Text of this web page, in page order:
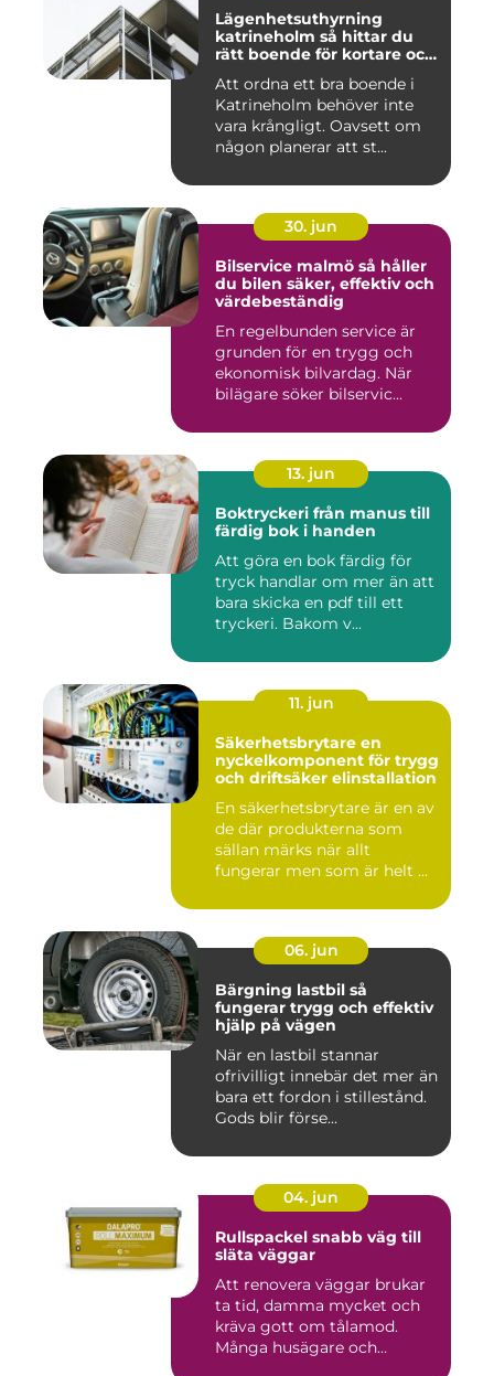
Lägenhetsuthyrning
katrineholm så hittar du
rätt boende för kortare och
Att ordna ett bra boende i
Katrineholm behöver inte
vara krångligt. Oavsett om
någon planerar att st...
30. jun
Bilservice malmö så håller
du bilen säker, effektiv och
värdebeständig
En regelbunden service är
grunden för en trygg och
ekonomisk bilvardag. När
bilägare söker bilservic...
13. jun
Boktryckeri från manus till
färdig bok i handen
Att göra en bok färdig för
tryck handlar om mer än att
bara skicka en pdf till ett
tryckeri. Bakom v...
11. jun
Säkerhetsbrytare en
nyckelkomponent för trygg
och driftsäker elinstallation
En säkerhetsbrytare är en av
de där produkterna som
sällan märks när allt
fungerar men som är helt ...
06. jun
Bärgning lastbil så
fungerar trygg och effektiv
hjälp på vägen
När en lastbil stannar
ofrivilligt innebär det mer än
bara ett fordon i stillestånd.
Gods blir förse...
04. jun
Rullspackel snabb väg till
släta väggar
Att renovera väggar brukar
ta tid, damma mycket och
kräva gott om tålamod.
Många husägare och